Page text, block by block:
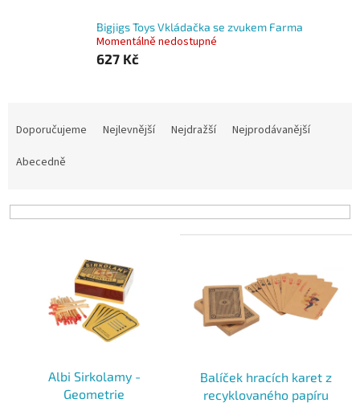
Bigjigs Toys Vkládačka se zvukem Farma
Momentálně nedostupné
627 Kč
p
Doporučujeme Nejlevnější Nejdražší
Nejprodávanější
Abecedně
Albi Sirkolamy -
Geometrie
Balíček hracích karet z
recyklovaného papíru